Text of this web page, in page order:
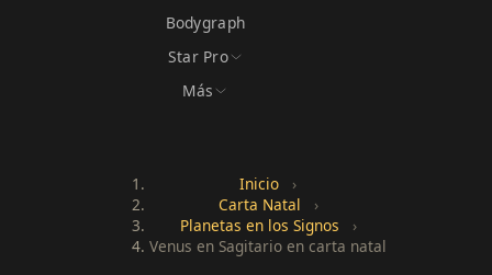
Bodygraph
Star Pro
Más
Inicio
›
Carta Natal
›
Planetas en los Signos
›
Venus en Sagitario en carta natal